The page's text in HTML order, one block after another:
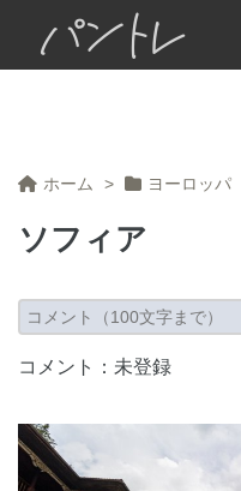
パントレ
ホーム > ヨーロッパ
ソフィア
コメント：未登録